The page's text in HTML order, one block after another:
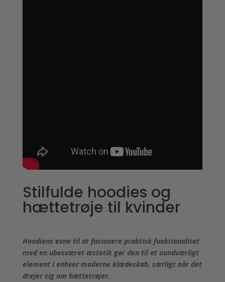
Stilfulde hoodies og
hættetrøje til kvinder
Hoodiens evne til at fusionere praktisk funktionalitet
med en ubesværet æstetik gør den til et uundværligt
element i enhver moderne klædeskab, særligt når det
drejer sig om hættetrøjer.